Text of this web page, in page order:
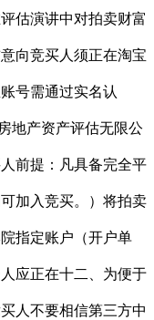
估演讲中对拍卖财富
向竞买人须正在淘宝
号需通过实名认
地产资产评估无限公
前提：凡具备完全平
加入竞买。）将拍卖
指定账户（开户单
应正在十二、为便于
人不要相信第三方中